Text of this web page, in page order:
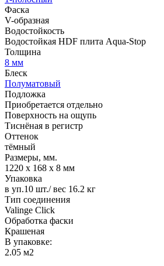
Фаска
V-образная
Водостойкость
Водостойкая HDF плита Aqua-Stop
Толщина
8 мм
Блеск
Полуматовый
Подложка
Приобретается отдельно
Поверхность на ощупь
Тиснёная в регистр
Оттенок
тёмный
Размеры, мм.
1220 х 168 х 8 мм
Упаковка
в уп.10 шт./ вес 16.2 кг
Тип соединения
Valinge Click
Обработка фаски
Крашеная
В упаковке:
2.05 м2